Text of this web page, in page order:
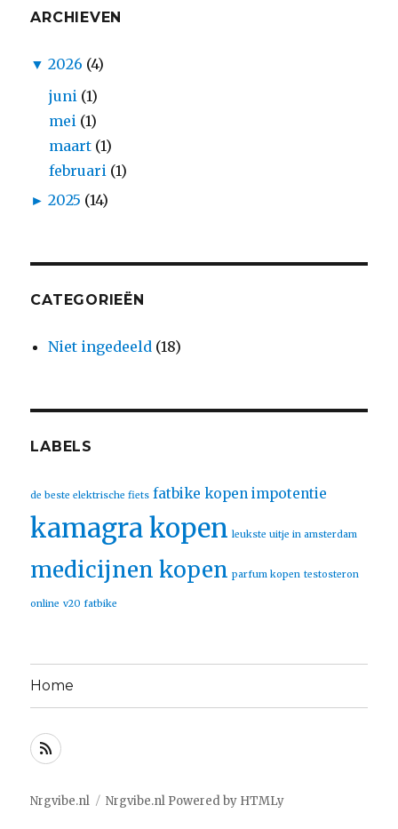
ARCHIEVEN
▼ 2026 (4)
juni (1)
mei (1)
maart (1)
februari (1)
► 2025 (14)
CATEGORIEËN
Niet ingedeeld (18)
LABELS
de beste elektrische fiets fatbike kopen impotentie
kamagra kopen leukste uitje in amsterdam
medicijnen kopen parfum kopen testosteron
online v20 fatbike
Home
RSS
Nrgvibe.nl Nrgvibe.nl Powered by HTMLy